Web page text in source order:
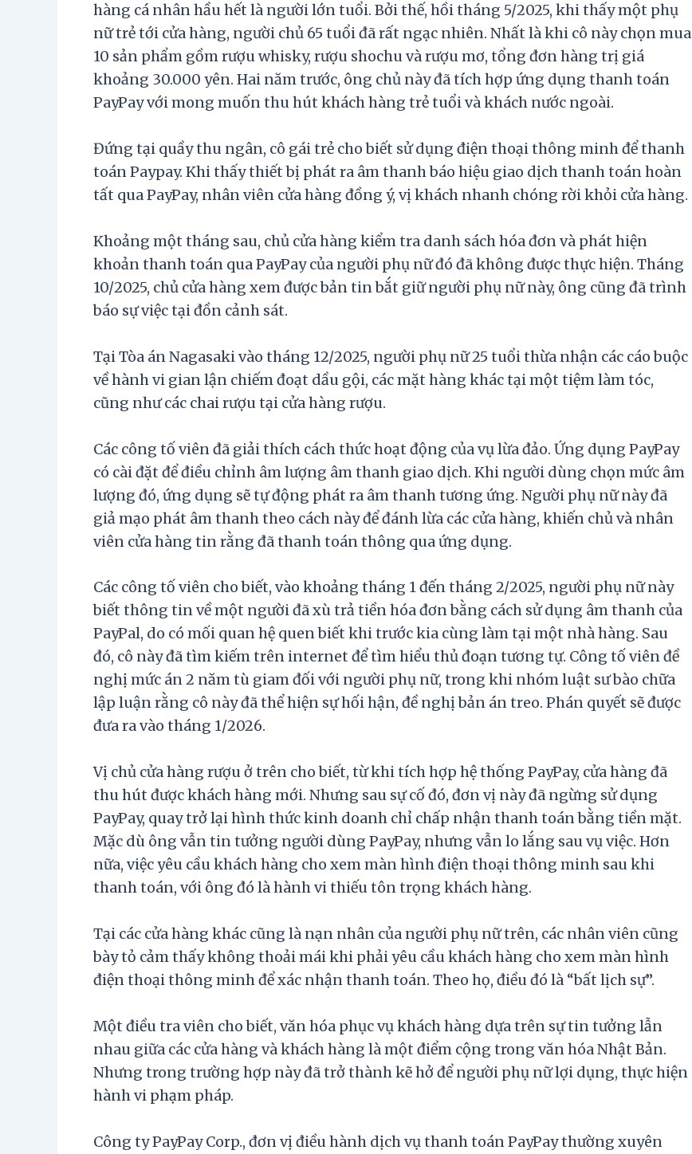
hàng cá nhân hầu hết là người lớn tuổi. Bởi thế, hồi tháng 5/2025, khi thấy một phụ
nữ trẻ tới cửa hàng, người chủ 65 tuổi đã rất ngạc nhiên. Nhất là khi cô này chọn mua
10 sản phẩm gồm rượu whisky, rượu shochu và rượu mơ, tổng đơn hàng trị giá
khoảng 30.000 yên. Hai năm trước, ông chủ này đã tích hợp ứng dụng thanh toán
PayPay với mong muốn thu hút khách hàng trẻ tuổi và khách nước ngoài.
Đứng tại quầy thu ngân, cô gái trẻ cho biết sử dụng điện thoại thông minh để thanh
toán Paypay. Khi thấy thiết bị phát ra âm thanh báo hiệu giao dịch thanh toán hoàn
tất qua PayPay, nhân viên cửa hàng đồng ý, vị khách nhanh chóng rời khỏi cửa hàng.
Khoảng một tháng sau, chủ cửa hàng kiểm tra danh sách hóa đơn và phát hiện
khoản thanh toán qua PayPay của người phụ nữ đó đã không được thực hiện. Tháng
10/2025, chủ cửa hàng xem được bản tin bắt giữ người phụ nữ này, ông cũng đã trình
báo sự việc tại đồn cảnh sát.
Tại Tòa án Nagasaki vào tháng 12/2025, người phụ nữ 25 tuổi thừa nhận các cáo buộc
về hành vi gian lận chiếm đoạt dầu gội, các mặt hàng khác tại một tiệm làm tóc,
cũng như các chai rượu tại cửa hàng rượu.
Các công tố viên đã giải thích cách thức hoạt động của vụ lừa đảo. Ứng dụng PayPay
có cài đặt để điều chỉnh âm lượng âm thanh giao dịch. Khi người dùng chọn mức âm
lượng đó, ứng dụng sẽ tự động phát ra âm thanh tương ứng. Người phụ nữ này đã
giả mạo phát âm thanh theo cách này để đánh lừa các cửa hàng, khiến chủ và nhân
viên cửa hàng tin rằng đã thanh toán thông qua ứng dụng.
Các công tố viên cho biết, vào khoảng tháng 1 đến tháng 2/2025, người phụ nữ này
biết thông tin về một người đã xù trả tiền hóa đơn bằng cách sử dụng âm thanh của
PayPal, do có mối quan hệ quen biết khi trước kia cùng làm tại một nhà hàng. Sau
đó, cô này đã tìm kiếm trên internet để tìm hiểu thủ đoạn tương tự. Công tố viên đề
nghị mức án 2 năm tù giam đối với người phụ nữ, trong khi nhóm luật sư bào chữa
lập luận rằng cô này đã thể hiện sự hối hận, đề nghị bản án treo. Phán quyết sẽ được
đưa ra vào tháng 1/2026.
Vị chủ cửa hàng rượu ở trên cho biết, từ khi tích hợp hệ thống PayPay, cửa hàng đã
thu hút được khách hàng mới. Nhưng sau sự cố đó, đơn vị này đã ngừng sử dụng
PayPay, quay trở lại hình thức kinh doanh chỉ chấp nhận thanh toán bằng tiền mặt.
Mặc dù ông vẫn tin tưởng người dùng PayPay, nhưng vẫn lo lắng sau vụ việc. Hơn
nữa, việc yêu cầu khách hàng cho xem màn hình điện thoại thông minh sau khi
thanh toán, với ông đó là hành vi thiếu tôn trọng khách hàng.
Tại các cửa hàng khác cũng là nạn nhân của người phụ nữ trên, các nhân viên cũng
bày tỏ cảm thấy không thoải mái khi phải yêu cầu khách hàng cho xem màn hình
điện thoại thông minh để xác nhận thanh toán. Theo họ, điều đó là “bất lịch sự”.
Một điều tra viên cho biết, văn hóa phục vụ khách hàng dựa trên sự tin tưởng lẫn
nhau giữa các cửa hàng và khách hàng là một điểm cộng trong văn hóa Nhật Bản.
Nhưng trong trường hợp này đã trở thành kẽ hở để người phụ nữ lợi dụng, thực hiện
hành vi phạm pháp.
Công ty PayPay Corp., đơn vị điều hành dịch vụ thanh toán PayPay thường xuyên